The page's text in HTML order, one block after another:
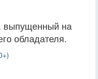
выпущенный на
обладателя.